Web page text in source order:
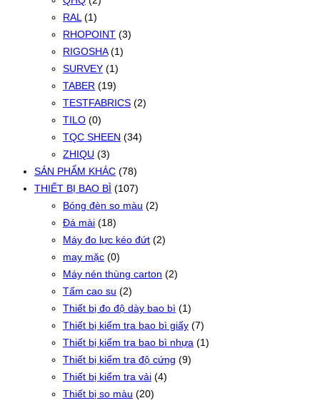
RAL (1)
RHOPOINT (3)
RIGOSHA (1)
SURVEY (1)
TABER (19)
TESTFABRICS (2)
TILO (0)
TQC SHEEN (34)
ZHIQU (3)
SẢN PHẨM KHÁC (78)
THIẾT BỊ BAO BÌ (107)
Bóng đèn so màu (2)
Đá mài (18)
Máy đo lực kéo đứt (2)
may mặc (0)
Máy nén thùng carton (2)
Tấm cao su (2)
Thiết bị đo độ dày bao bì (1)
Thiết bị kiểm tra bao bì giấy (7)
Thiết bị kiểm tra bao bì nhựa (1)
Thiết bị kiểm tra độ cứng (9)
Thiết bị kiểm tra vải (4)
Thiết bị so màu (20)